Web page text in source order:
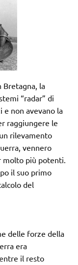
Bretagna, la
“radar” di
e non avevano la
raggiungere le
rilevamento
vennero
molto più potenti.
il suo primo
del
delle forze della
era
il resto